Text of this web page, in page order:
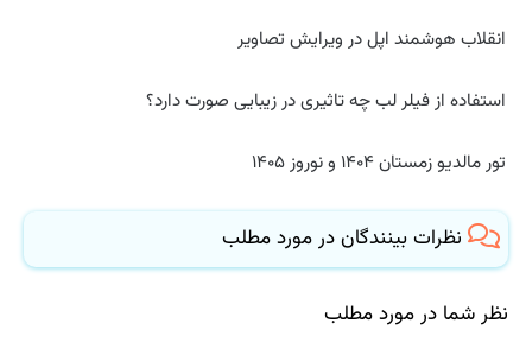
انقلاب هوشمند اپل در ویرایش تصاویر
استفاده از فیلر لب چه تاثیری در زیبایی صورت دارد؟
تور مالدیو زمستان ۱۴۰۴ و نوروز ۱۴۰۵
نظرات بینندگان در مورد مطلب
نظر شما در مورد مطلب